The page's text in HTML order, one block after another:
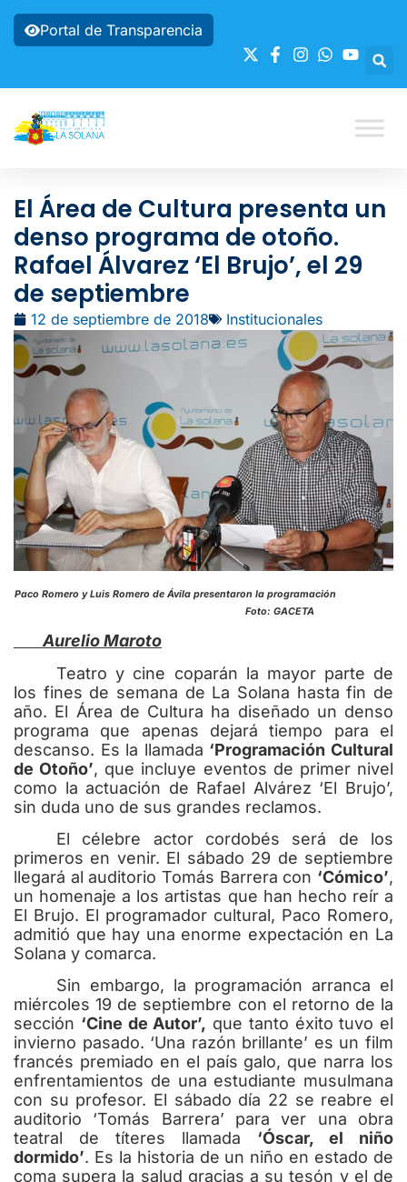
Portal de Transparencia
El Área de Cultura presenta un
denso programa de otoño.
Rafael Álvarez ‘El Brujo’, el 29
de septiembre
12 de septiembre de 2018 Institucionales
Paco Romero y Luis Romero de Ávila presentaron la programación
Foto: GACETA
Aurelio Maroto
Teatro y cine coparán la mayor parte de
los fines de semana de La Solana hasta fin de
año. El Área de Cultura ha diseñado un denso
programa que apenas dejará tiempo para el
descanso. Es la llamada ‘Programación Cultural
de Otoño’, que incluye eventos de primer nivel
como la actuación de Rafael Alvárez ‘El Brujo’,
sin duda uno de sus grandes reclamos.
El célebre actor cordobés será de los
primeros en venir. El sábado 29 de septiembre
llegará al auditorio Tomás Barrera con ‘Cómico’,
un homenaje a los artistas que han hecho reír a
El Brujo. El programador cultural, Paco Romero,
admitió que hay una enorme expectación en La
Solana y comarca.
Sin embargo, la programación arranca el
miércoles 19 de septiembre con el retorno de la
sección ‘Cine de Autor’, que tanto éxito tuvo el
invierno pasado. ‘Una razón brillante’ es un film
francés premiado en el país galo, que narra los
enfrentamientos de una estudiante musulmana
con su profesor. El sábado día 22 se reabre el
auditorio ‘Tomás Barrera’ para ver una obra
teatral de títeres llamada ‘Óscar, el niño
dormido’. Es la historia de un niño en estado de
coma supera la salud gracias a su tesón y el de